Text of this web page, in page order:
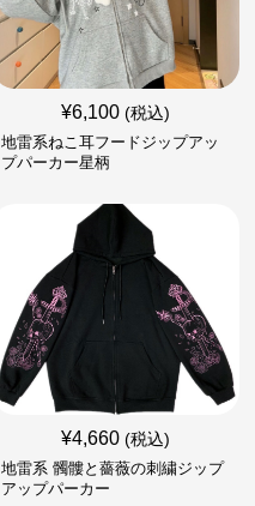
¥6,100 (税込)
地雷系ねこ耳フードジップアッ
プパーカー星柄
¥4,660 (税込)
地雷系 髑髏と薔薇の刺繍ジップ
アップパーカー